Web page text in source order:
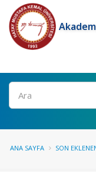
Ara
ANA SAYFA SON